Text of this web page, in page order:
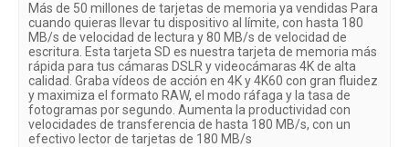
Más de 50 millones de tarjetas de memoria ya vendidas Para
cuando quieras llevar tu dispositivo al límite, con hasta 180
MB/s de velocidad de lectura y 80 MB/s de velocidad de
escritura. Esta tarjeta SD es nuestra tarjeta de memoria más
rápida para tus cámaras DSLR y videocámaras 4K de alta
calidad. Graba vídeos de acción en 4K y 4K60 con gran fluidez
y maximiza el formato RAW, el modo ráfaga y la tasa de
fotogramas por segundo. Aumenta la productividad con
velocidades de transferencia de hasta 180 MB/s, con un
efectivo lector de tarjetas de 180 MB/s